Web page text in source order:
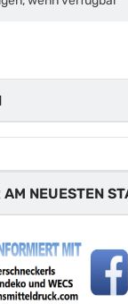
AM NEUESTEN